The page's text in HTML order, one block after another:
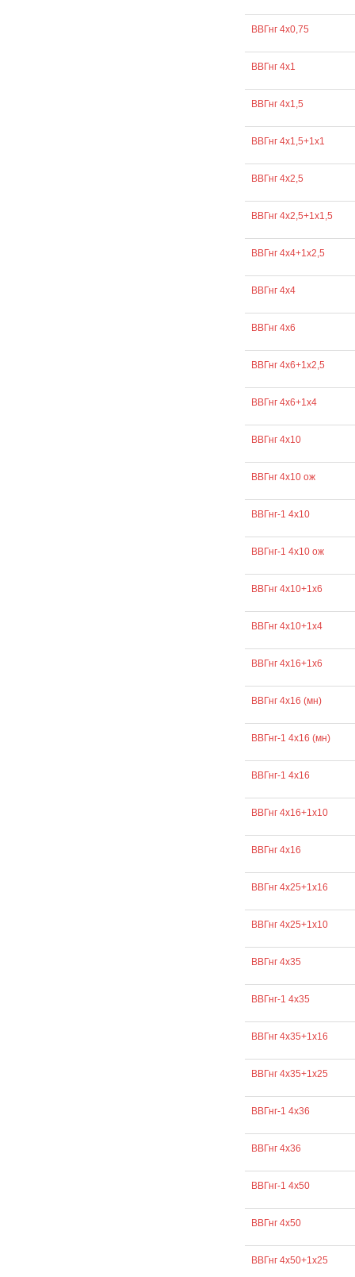
ВВГнг 4х0,75
ВВГнг 4х1
ВВГнг 4х1,5
ВВГнг 4х1,5+1х1
ВВГнг 4х2,5
ВВГнг 4х2,5+1х1,5
ВВГнг 4х4+1х2,5
ВВГнг 4х4
ВВГнг 4х6
ВВГнг 4х6+1х2,5
ВВГнг 4х6+1х4
ВВГнг 4х10
ВВГнг 4х10 ож
ВВГнг-1 4х10
ВВГнг-1 4х10 ож
ВВГнг 4х10+1х6
ВВГнг 4х10+1х4
ВВГнг 4х16+1х6
ВВГнг 4х16 (мн)
ВВГнг-1 4х16 (мн)
ВВГнг-1 4х16
ВВГнг 4х16+1х10
ВВГнг 4х16
ВВГнг 4х25+1х16
ВВГнг 4х25+1х10
ВВГнг 4х35
ВВГнг-1 4х35
ВВГнг 4х35+1х16
ВВГнг 4х35+1х25
ВВГнг-1 4х36
ВВГнг 4х36
ВВГнг-1 4х50
ВВГнг 4х50
ВВГнг 4х50+1х25